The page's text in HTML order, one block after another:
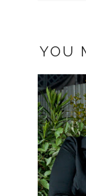
YOU